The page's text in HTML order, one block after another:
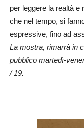
per leggere la realtà
che nel tempo, si
espressive, fino ad
La mostra, rimarrà in
pubblico martedì-
/ 19.